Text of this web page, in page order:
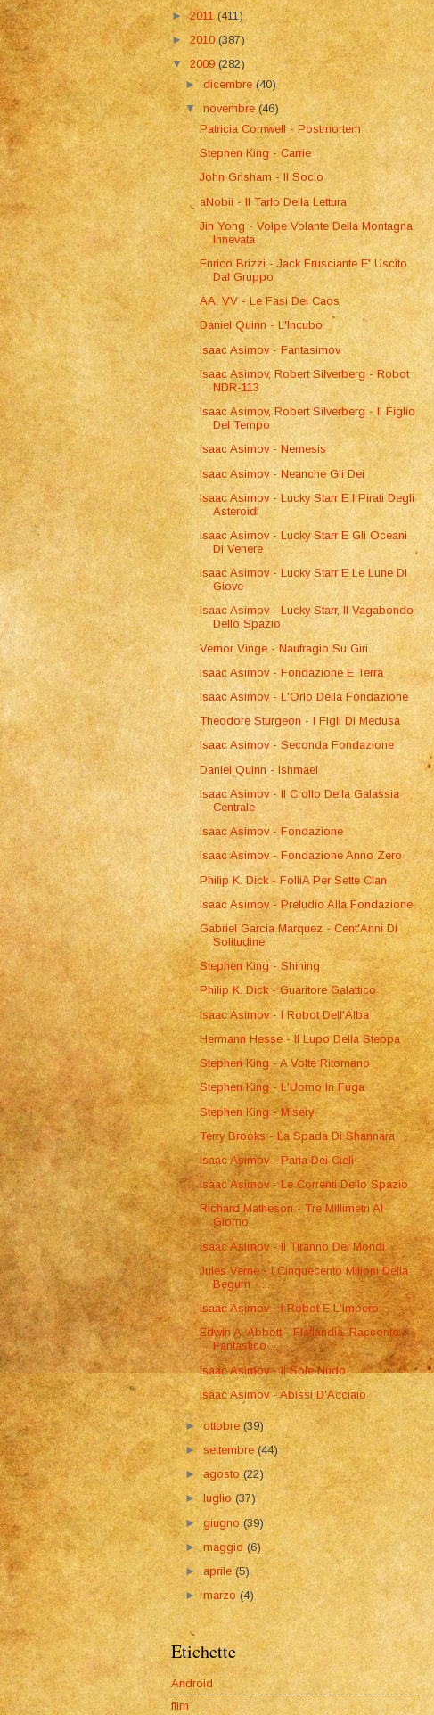
►2011(411)
►2010(387)
▼2009 (282)
►dicembre(40)
▼novembre(46)
Patricia Cornwell - Postmortem
Stephen King - Carrie
John Grisham - Il Socio
aNobii - Il Tarlo Della Lettura
Jin Yong - Volpe Volante Della Montagna
Innevata
Enrico Brizzi - Jack Frusciante E' Uscito
Dal Gruppo
AA. VV - Le Fasi Del Caos
Daniel Quinn - L'Incubo
Isaac Asimov - Fantasimov
Isaac Asimov, Robert Silverberg - Robot
NDR-113
Isaac Asimov, Robert Silverberg - Il Figlio
Del Tempo
Isaac Asimov - Nemesis
Isaac Asimov - Neanche Gli Dei
Isaac Asimov - Lucky Starr E I Pirati Degli
Asteroidi
Isaac Asimov - Lucky Starr E Gli Oceani
Di Venere
Isaac Asimov - Lucky Starr E Le Lune Di
Giove
Isaac Asimov - Lucky Starr, Il Vagabondo
Dello Spazio
Vernor Vinge - Naufragio Su Giri
Isaac Asimov - Fondazione E Terra
Isaac Asimov - L'Orlo Della Fondazione
Theodore Sturgeon - I Figli Di Medusa
Isaac Asimov - Seconda Fondazione
Daniel Quinn - Ishmael
Isaac Asimov - Il Crollo Della Galassia
Centrale
Isaac Asimov - Fondazione
Isaac Asimov - Fondazione Anno Zero
Philip K. Dick - FolliA Per Sette Clan
Isaac Asimov - Preludio Alla Fondazione
Gabriel Garcia Marquez - Cent'Anni Di
Solitudine
Stephen King - Shining
Philip K. Dick - Guaritore Galattico
Isaac Asimov - I Robot Dell'Alba
Hermann Hesse - Il Lupo Della Steppa
Stephen King - A Volte Ritornano
Stephen King - L'Uomo In Fuga
Stephen King - Misery
Terry Brooks - La Spada Di Shannara
Isaac Asimov - Paria Dei Cieli
Isaac Asimov - Le Correnti Dello Spazio
Richard Matheson - Tre Millimetri Al
Giorno
Isaac Asimov - Il Tiranno Dei Mondi
Jules Verne - I Cinquecento Milioni Della
Begum - ...
Isaac Asimov - I Robot E L'Impero
Edwin A. Abbott - Flatlandia. Racconto
Fantastico ...
Isaac Asimov - Il Sole Nudo
Isaac Asimov - Abissi D'Acciaio
►ottobre(39)
►settembre(44)
►agosto(22)
►luglio(37)
►giugno(39)
►maggio(6)
►aprile(5)
►marzo(4)
Etichette
Android
film